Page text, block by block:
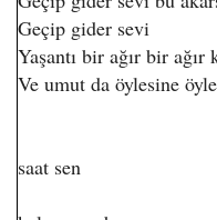
Geçip gider sevi
Yaşantı bir ağır bir ağır
Ve umut da öylesine
Gel ey
saat sen
Geçiyor